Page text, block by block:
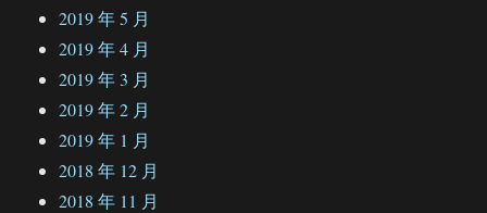
2019 年 5 月
2019 年 4 月
2019 年 3 月
2019 年 2 月
2019 年 1 月
2018 年 12 月
2018 年 11 月